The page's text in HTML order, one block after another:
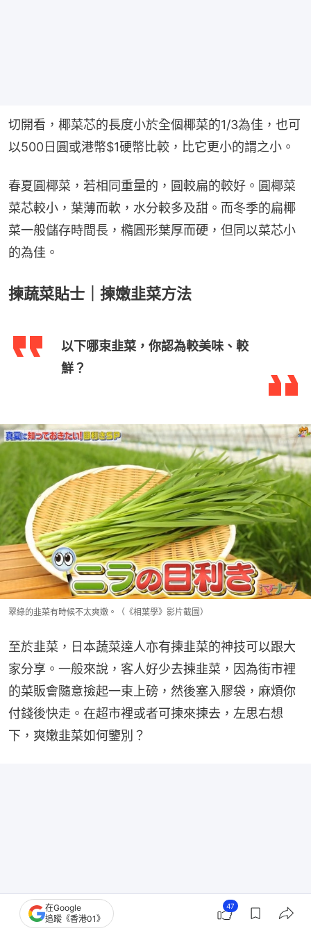
切開看，椰菜芯的長度小於全個椰菜的1/3為佳，也可
以500日圓或港幣$1硬幣比較，比它更小的謂之小。
春夏圓椰菜，若相同重量的，圓較扁的較好。圓椰菜
菜芯較小，葉薄而軟，水分較多及甜。而冬季的扁椰
菜一般儲存時間長，橢圓形葉厚而硬，但同以菜芯小
的為佳。
揀蔬菜貼士｜揀嫩韭菜方法
以下哪束韭菜，你認為較美味、較
鮮？
翠綠的韭菜有時候不太爽嫩。（《相葉學》影片截圖）
至於韭菜，日本蔬菜達人亦有揀韭菜的神技可以跟大
家分享。一般來說，客人好少去揀韭菜，因為街市裡
的菜販會隨意撿起一束上磅，然後塞入膠袋，麻煩你
付錢後快走。在超市裡或者可揀來揀去，左思右想
下，爽嫩韭菜如何鑒別？
在Google
追蹤《香港01》
47